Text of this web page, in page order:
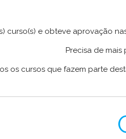
curso(s) e obteve aprovação
Precisa de
os cursos que fazem parte